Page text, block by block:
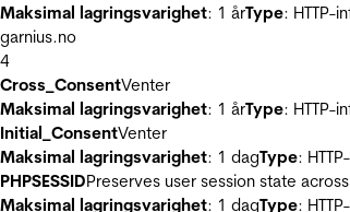
Maksimal lagringsvarighet: 1 årType: HTTP-
garnius.no
4
Cross_ConsentVenter
Maksimal lagringsvarighet: 1 årType: HTTP-
Initial_ConsentVenter
Maksimal lagringsvarighet: 1 dagType:
PHPSESSIDPreserves user session state
Maksimal lagringsvarighet: 1 dagType: